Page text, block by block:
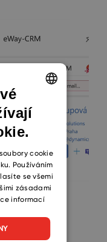
ENGLISH
CZECH
SLOVAK
cookie
Používáním
se všemi
zásadami
informací